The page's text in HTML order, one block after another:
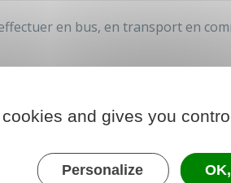
en bus, en transport en
professionnel.
pour participer à la
and gives you
Personalize